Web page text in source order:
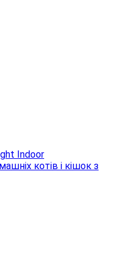
Indoor
котів і кішок з